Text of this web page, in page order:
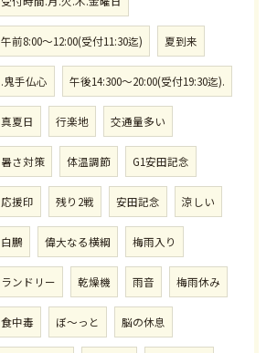
午前8:00〜12:00(受付11:30迄) 夏到来
.鬼手仏心 午後14:300〜20:00(受付19:30迄).
真夏日 行楽地 交通量多い
暑さ対策 体温調節 G1安田記念
応援印 残り2戦 安田記念 涼しい
白鵬 偉大なる横綱 梅雨入り
ランドリー 乾燥機 雨音 梅雨休み
食中毒 ぼ〜っと 脳の休息